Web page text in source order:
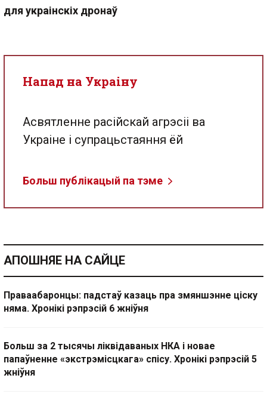
для украінскіх дронаў
Напад на Украіну
Асвятленне расійскай агрэсіі ва
Украіне і супрацьстаяння ёй
Больш публікацый па тэме
АПОШНЯЕ НА САЙЦЕ
Праваабаронцы: падстаў казаць пра змяншэнне ціску
няма. Хронікі рэпрэсій 6 жніўня
Больш за 2 тысячы ліквідаваных НКА і новае
папаўненне «экстрэмісцкага» спісу. Хронікі рэпрэсій 5
жніўня